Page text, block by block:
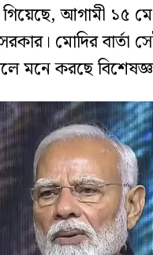
গিয়েছে, আগামী ১৫
মোদির বার্তা
মনে করছে